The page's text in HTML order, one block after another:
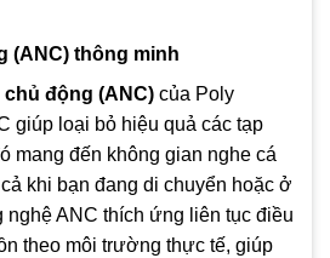
(ANC) thông minh
động (ANC) của Poly
giúp loại bỏ hiệu quả các tạp
mang đến không gian nghe cá
khi bạn đang di chuyển hoặc ở
nghệ ANC thích ứng liên tục điều
theo môi trường thực tế, giúp